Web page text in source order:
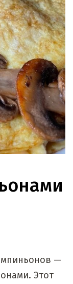
—
Этот